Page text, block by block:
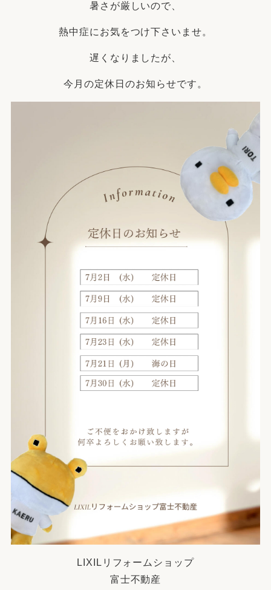
暑さが厳しいので、
熱中症にお気をつけ下さいませ。
遅くなりましたが、
今月の定休日のお知らせです。
LIXILリフォームショップ
富士不動産